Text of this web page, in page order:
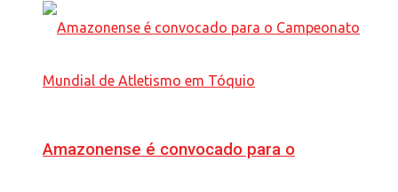
Amazonense é convocado para o